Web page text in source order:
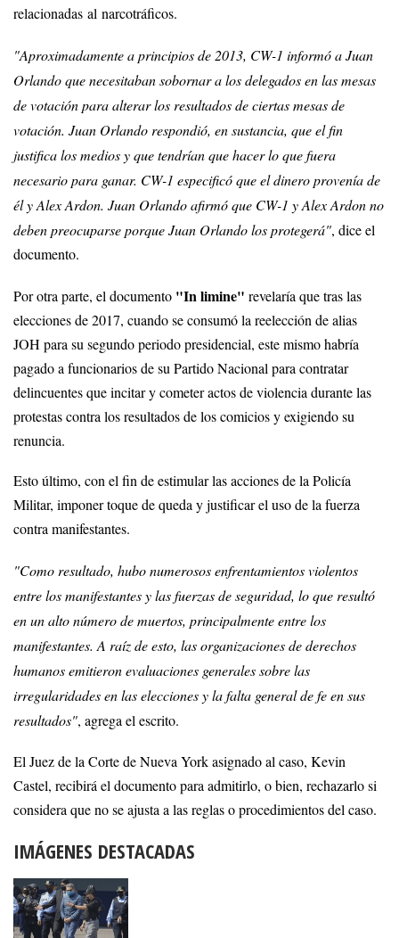
relacionadas al narcotráficos.
"Aproximadamente a principios de 2013, CW-1 informó a Juan
Orlando que necesitaban sobornar a los delegados en las mesas
de votación para alterar los resultados de ciertas mesas de
votación. Juan Orlando respondió, en sustancia, que el fin
justifica los medios y que tendrían que hacer lo que fuera
necesario para ganar. CW-1 especificó que el dinero provenía de
él y Alex Ardon. Juan Orlando afirmó que CW-1 y Alex Ardon no
deben preocuparse porque Juan Orlando los protegerá", dice el
documento.
Por otra parte, el documento "In limine" revelaría que tras las
elecciones de 2017, cuando se consumó la reelección de alias
JOH para su segundo periodo presidencial, este mismo habría
pagado a funcionarios de su Partido Nacional para contratar
delincuentes que incitar y cometer actos de violencia durante las
protestas contra los resultados de los comicios y exigiendo su
renuncia.
Esto último, con el fin de estimular las acciones de la Policía
Militar, imponer toque de queda y justificar el uso de la fuerza
contra manifestantes.
"Como resultado, hubo numerosos enfrentamientos violentos
entre los manifestantes y las fuerzas de seguridad, lo que resultó
en un alto número de muertos, principalmente entre los
manifestantes. A raíz de esto, las organizaciones de derechos
humanos emitieron evaluaciones generales sobre las
irregularidades en las elecciones y la falta general de fe en sus
resultados", agrega el escrito.
El Juez de la Corte de Nueva York asignado al caso, Kevin
Castel, recibirá el documento para admitirlo, o bien, rechazarlo si
considera que no se ajusta a las reglas o procedimientos del caso.
IMÁGENES DESTACADAS